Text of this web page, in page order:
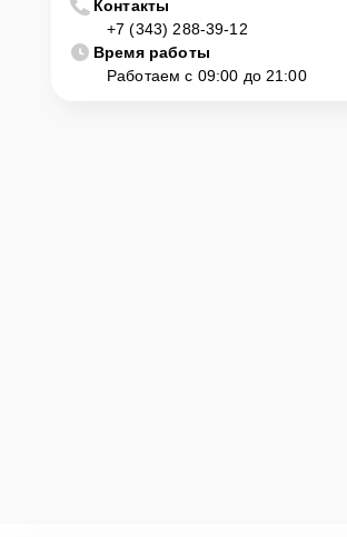
Контакты
+7 (343) 288-39-12
Время работы
Работаем с 09:00 до 21:00